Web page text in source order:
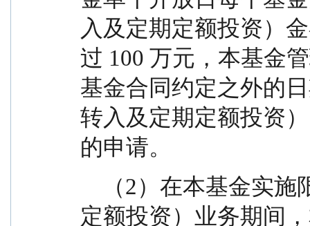
入及定期定额投资）
过 100 万元，本基金
基金合同约定之外的
转入及定期定额投资
的申请。
定额投资）业务期间